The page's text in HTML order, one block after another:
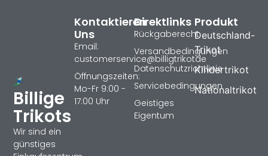
Billige
Trikots
Wir sind ein
günstiges
Produkt
Deutschland-
Trikot
Kindertrikot
Nationaltrikot
Direktlinks
Rückgaberecht
Versandbedingungen
Datenschutzrichtlinie
Servicebedingungen
Geistiges
Eigentum
Kontaktieren
Uns
Email:
customerservice@billigtrikotde
Öffnungszeiten:
Mo-Fr 9:00 -
17:00 Uhr